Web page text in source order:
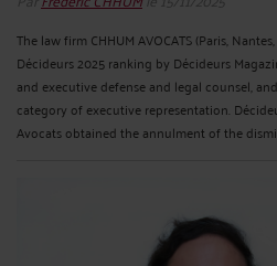
The law firm CHHUM AVOCATS (Paris,
Décideurs 2025 ranking by Décideurs
and executive defense and legal counsel,
category of executive representation.
Avocats obtained the annulment of the